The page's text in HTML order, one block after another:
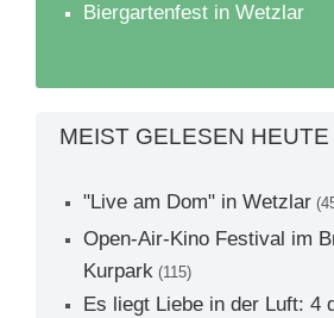
Biergartenfest in Wetzlar
MEIST GELESEN HEUTE
"Live am Dom" in Wetzlar
Open-Air-Kino Festival im
Kurpark (115)
Es liegt Liebe in der Luft: 4